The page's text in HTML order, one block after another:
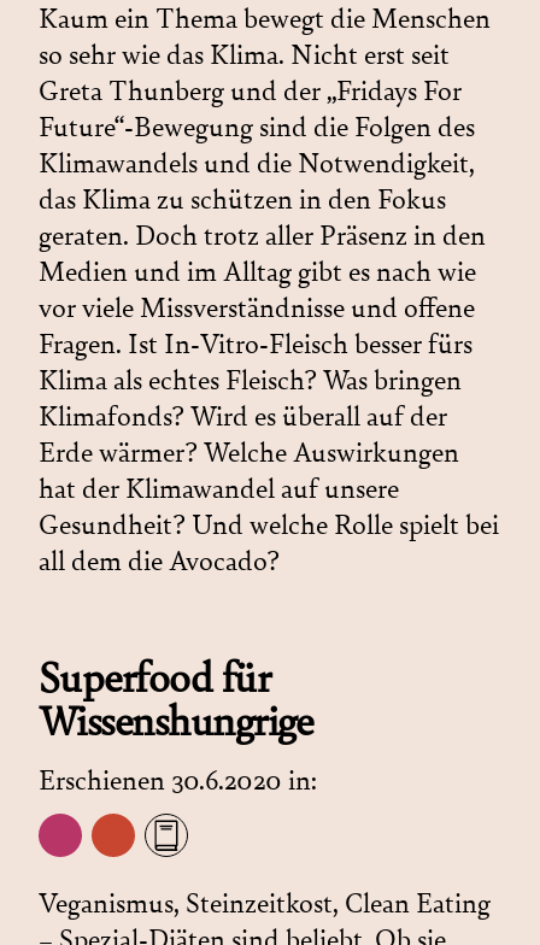
Kaum ein Thema bewegt die Menschen
so sehr wie das Klima. Nicht erst seit
Greta Thunberg und der „Fridays For
Future“-Bewegung sind die Folgen des
Klimawandels und die Notwendigkeit,
das Klima zu schützen in den Fokus
geraten. Doch trotz aller Präsenz in den
Medien und im Alltag gibt es nach wie
vor viele Missverständnisse und offene
Fragen. Ist In-Vitro-Fleisch besser fürs
Klima als echtes Fleisch? Was bringen
Klimafonds? Wird es überall auf der
Erde wärmer? Welche Auswirkungen
hat der Klimawandel auf unsere
Gesundheit? Und welche Rolle spielt bei
all dem die Avocado?
Superfood für
Wissenshungrige
Erschienen 30.6.2020 in:
Veganismus, Steinzeitkost, Clean Eating